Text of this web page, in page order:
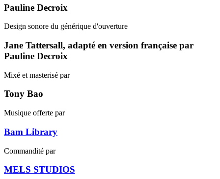
Pauline Decroix
Design sonore du générique d'ouverture
Jane Tattersall, adapté en version française par
Pauline Decroix
Mixé et masterisé par
Tony Bao
Musique offerte par
Bam Library
Commandité par
MELS STUDIOS